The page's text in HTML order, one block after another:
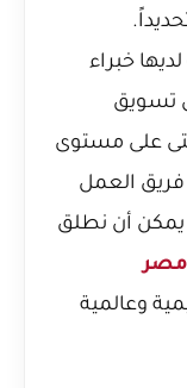
خبراء
تسويق
على مستوى
العمل
يمكن أن نطلق
مصر
وعالمية